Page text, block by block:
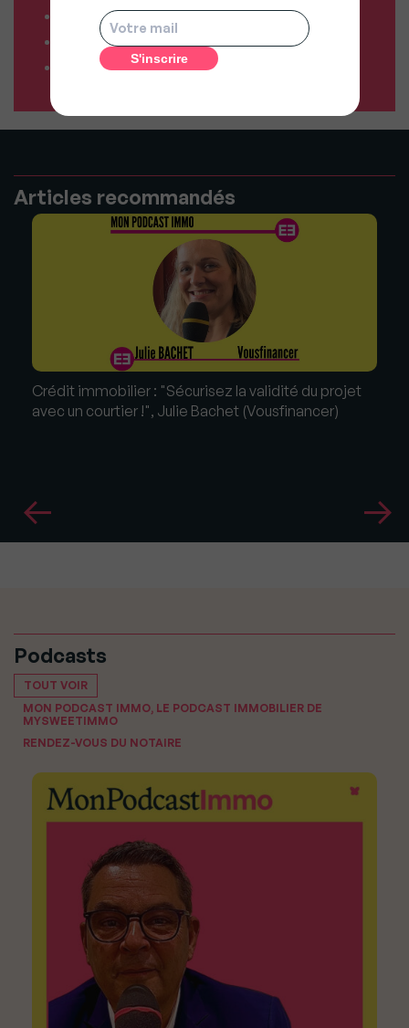
Comparateur d’offres déménagement
Résiliez vos abonnements facilement
Comparateur d’assurances
Articles recommandés
Crédit immobilier : "Sécurisez la validité du projet
avec un courtier !", Julie Bachet (Vousfinancer)
Podcasts
TOUT VOIR
MON PODCAST IMMO, LE PODCAST IMMOBILIER DE
MYSWEETIMMO
RENDEZ-VOUS DU NOTAIRE